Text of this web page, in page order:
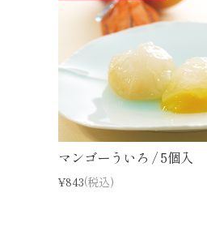
マンゴーういろ / 5個入
¥843(税込)